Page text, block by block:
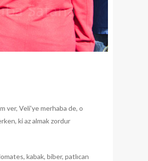
ver, Veli’ye merhaba de, o
ki az almak zordur
kabak, biber, patlıcan